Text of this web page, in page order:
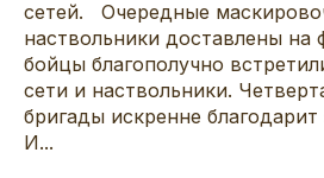
сетей. Очередные
наствольники доставлены
бойцы благополучно
сети и наствольники.
бригады искренне
И...